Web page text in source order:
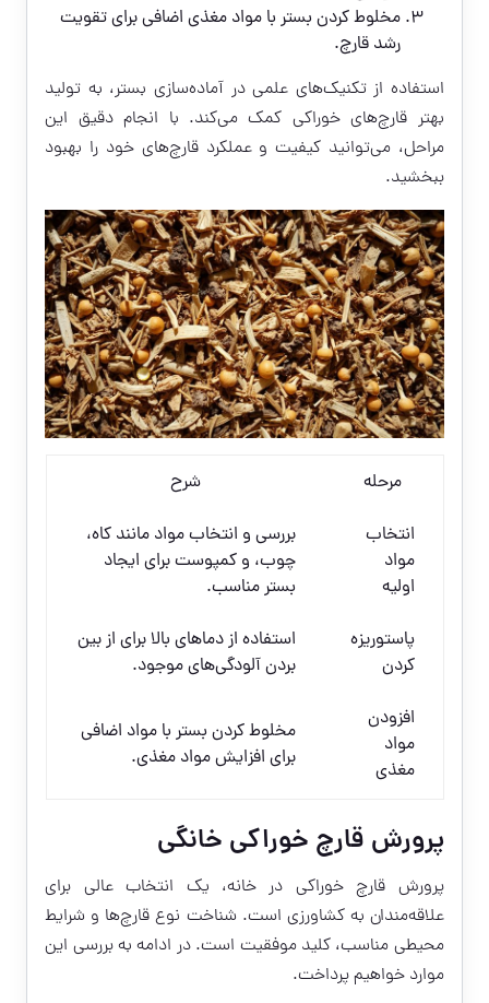
مخلوط کردن بستر با مواد مغذی اضافی برای تقویت
رشد قارچ.
استفاده از تکنیک‌های علمی در آماده‌سازی بستر، به تولید
بهتر قارچ‌های خوراکی کمک می‌کند. با انجام دقیق این
مراحل، می‌توانید کیفیت و عملکرد قارچ‌های خود را بهبود
ببخشید.
مرحله
شرح
انتخاب
مواد
اولیه
بررسی و انتخاب مواد مانند کاه،
چوب، و کمپوست برای ایجاد
بستر مناسب.
پاستوریزه
کردن
استفاده از دماهای بالا برای از بین
بردن آلودگی‌های موجود.
افزودن
مواد
مغذی
مخلوط کردن بستر با مواد اضافی
برای افزایش مواد مغذی.
پرورش قارچ خوراکی خانگی
پرورش قارچ خوراکی در خانه، یک انتخاب عالی برای
علاقه‌مندان به کشاورزی است. شناخت نوع قارچ‌ها و شرایط
محیطی مناسب، کلید موفقیت است. در ادامه به بررسی این
موارد خواهیم پرداخت.